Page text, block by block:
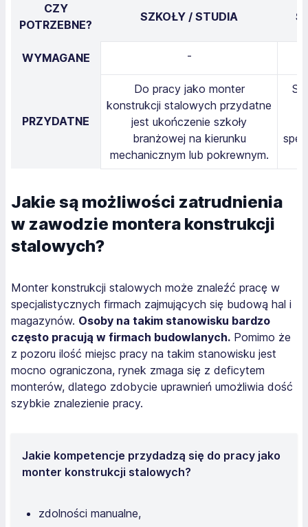
CZY
POTRZEBNE?
SZKOŁY / STUDIA
WYMAGANE -
PRZYDATNE
Do pracy jako monter
konstrukcji stalowych przydatne
jest ukończenie szkoły
branżowej na kierunku
mechanicznym lub pokrewnym.
Jakie są możliwości zatrudnienia
w zawodzie montera konstrukcji
stalowych?
Monter konstrukcji stalowych może znaleźć pracę w
specjalistycznych firmach zajmujących się budową hal i
magazynów. Osoby na takim stanowisku bardzo
często pracują w firmach budowlanych. Pomimo że
z pozoru ilość miejsc pracy na takim stanowisku jest
mocno ograniczona, rynek zmaga się z deficytem
monterów, dlatego zdobycie uprawnień umożliwia dość
szybkie znalezienie pracy.
Jakie kompetencje przydadzą się do pracy jako
monter konstrukcji stalowych?
zdolności manualne,